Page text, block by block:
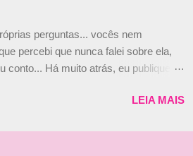
perguntas... vocês nem
percebi que nunca falei sobre ela,
Há muito atrás, eu publiquei
achavam que a Viviane Senna
veremos mais a mocinha. Vick
LEIA MAIS